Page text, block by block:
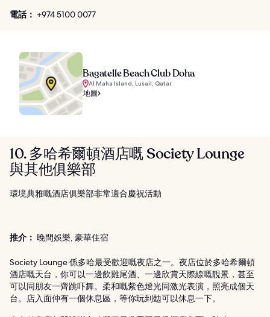
電話： +974 5100 0077
Bagatelle Beach Club Doha
Al Maha Island, Lusail, Qatar
地圖
10. 多哈希爾頓酒店嘅 Society Lounge
與其他俱樂部
環境典雅嘅酒店俱樂部非常適合慶祝活動
推介： 晚間娛樂, 豪華住宿
Society Lounge 係多哈最受歡迎嘅夜店之一。夜店位於多哈希爾頓
酒店嘅天台，你可以一邊飲雞尾酒、一邊欣賞天際線嘅靚景，甚至
可以同朋友一齊跳吓舞。柔和嘅紫色燈光同激光表演，照亮成個天
台。店入面仲有一個休息區，等你玩到攰可以休息一下。